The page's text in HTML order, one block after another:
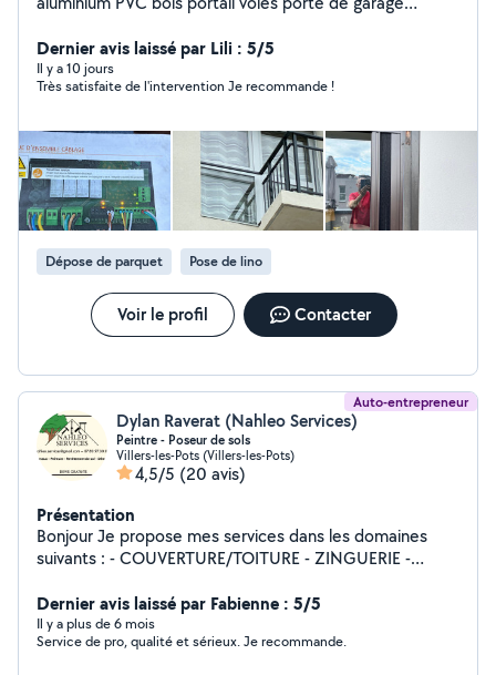
expérience de 18 ans vous n'avez rien à prévoir
concernant les accessoires de pose. travail rapide et
bien fait, je reste à votre disposition merci
Dernier avis laissé par Lili : 5/5
Il y a 10 jours
Très satisfaite de l'intervention Je recommande !
Dépose de parquet Pose de lino
Voir le profil Contacter
Auto-entrepreneur
Dylan Raverat (Nahleo Services)
Peintre - Poseur de sols
Villers-les-Pots (Villers-les-Pots)
4,5/5 (20 avis)
Présentation
Bonjour Je propose mes services dans les domaines
suivants : - COUVERTURE/TOITURE - ZINGUERIE -
peinture tout pour une toiture neuve) - Pose de
revêtement de sol - Peinture intérieur N'hésitez pas à
me contacter pour tous devis Cordialement
Dernier avis laissé par Fabienne : 5/5
Il y a plus de 6 mois
Service de pro, qualité et sérieux. Je recommande.